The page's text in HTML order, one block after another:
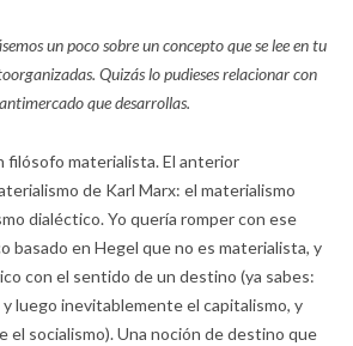
un poco sobre un concepto que se lee en tu
Quizás lo pudieses relacionar con
que desarrollas.
filósofo materialista. El anterior
de Karl Marx: el materialismo
dialéctico. Yo quería romper con ese
basado en Hegel que no es materialista, y
con el sentido de un destino (ya sabes:
luego inevitablemente el capitalismo, y
el socialismo). Una noción de destino que